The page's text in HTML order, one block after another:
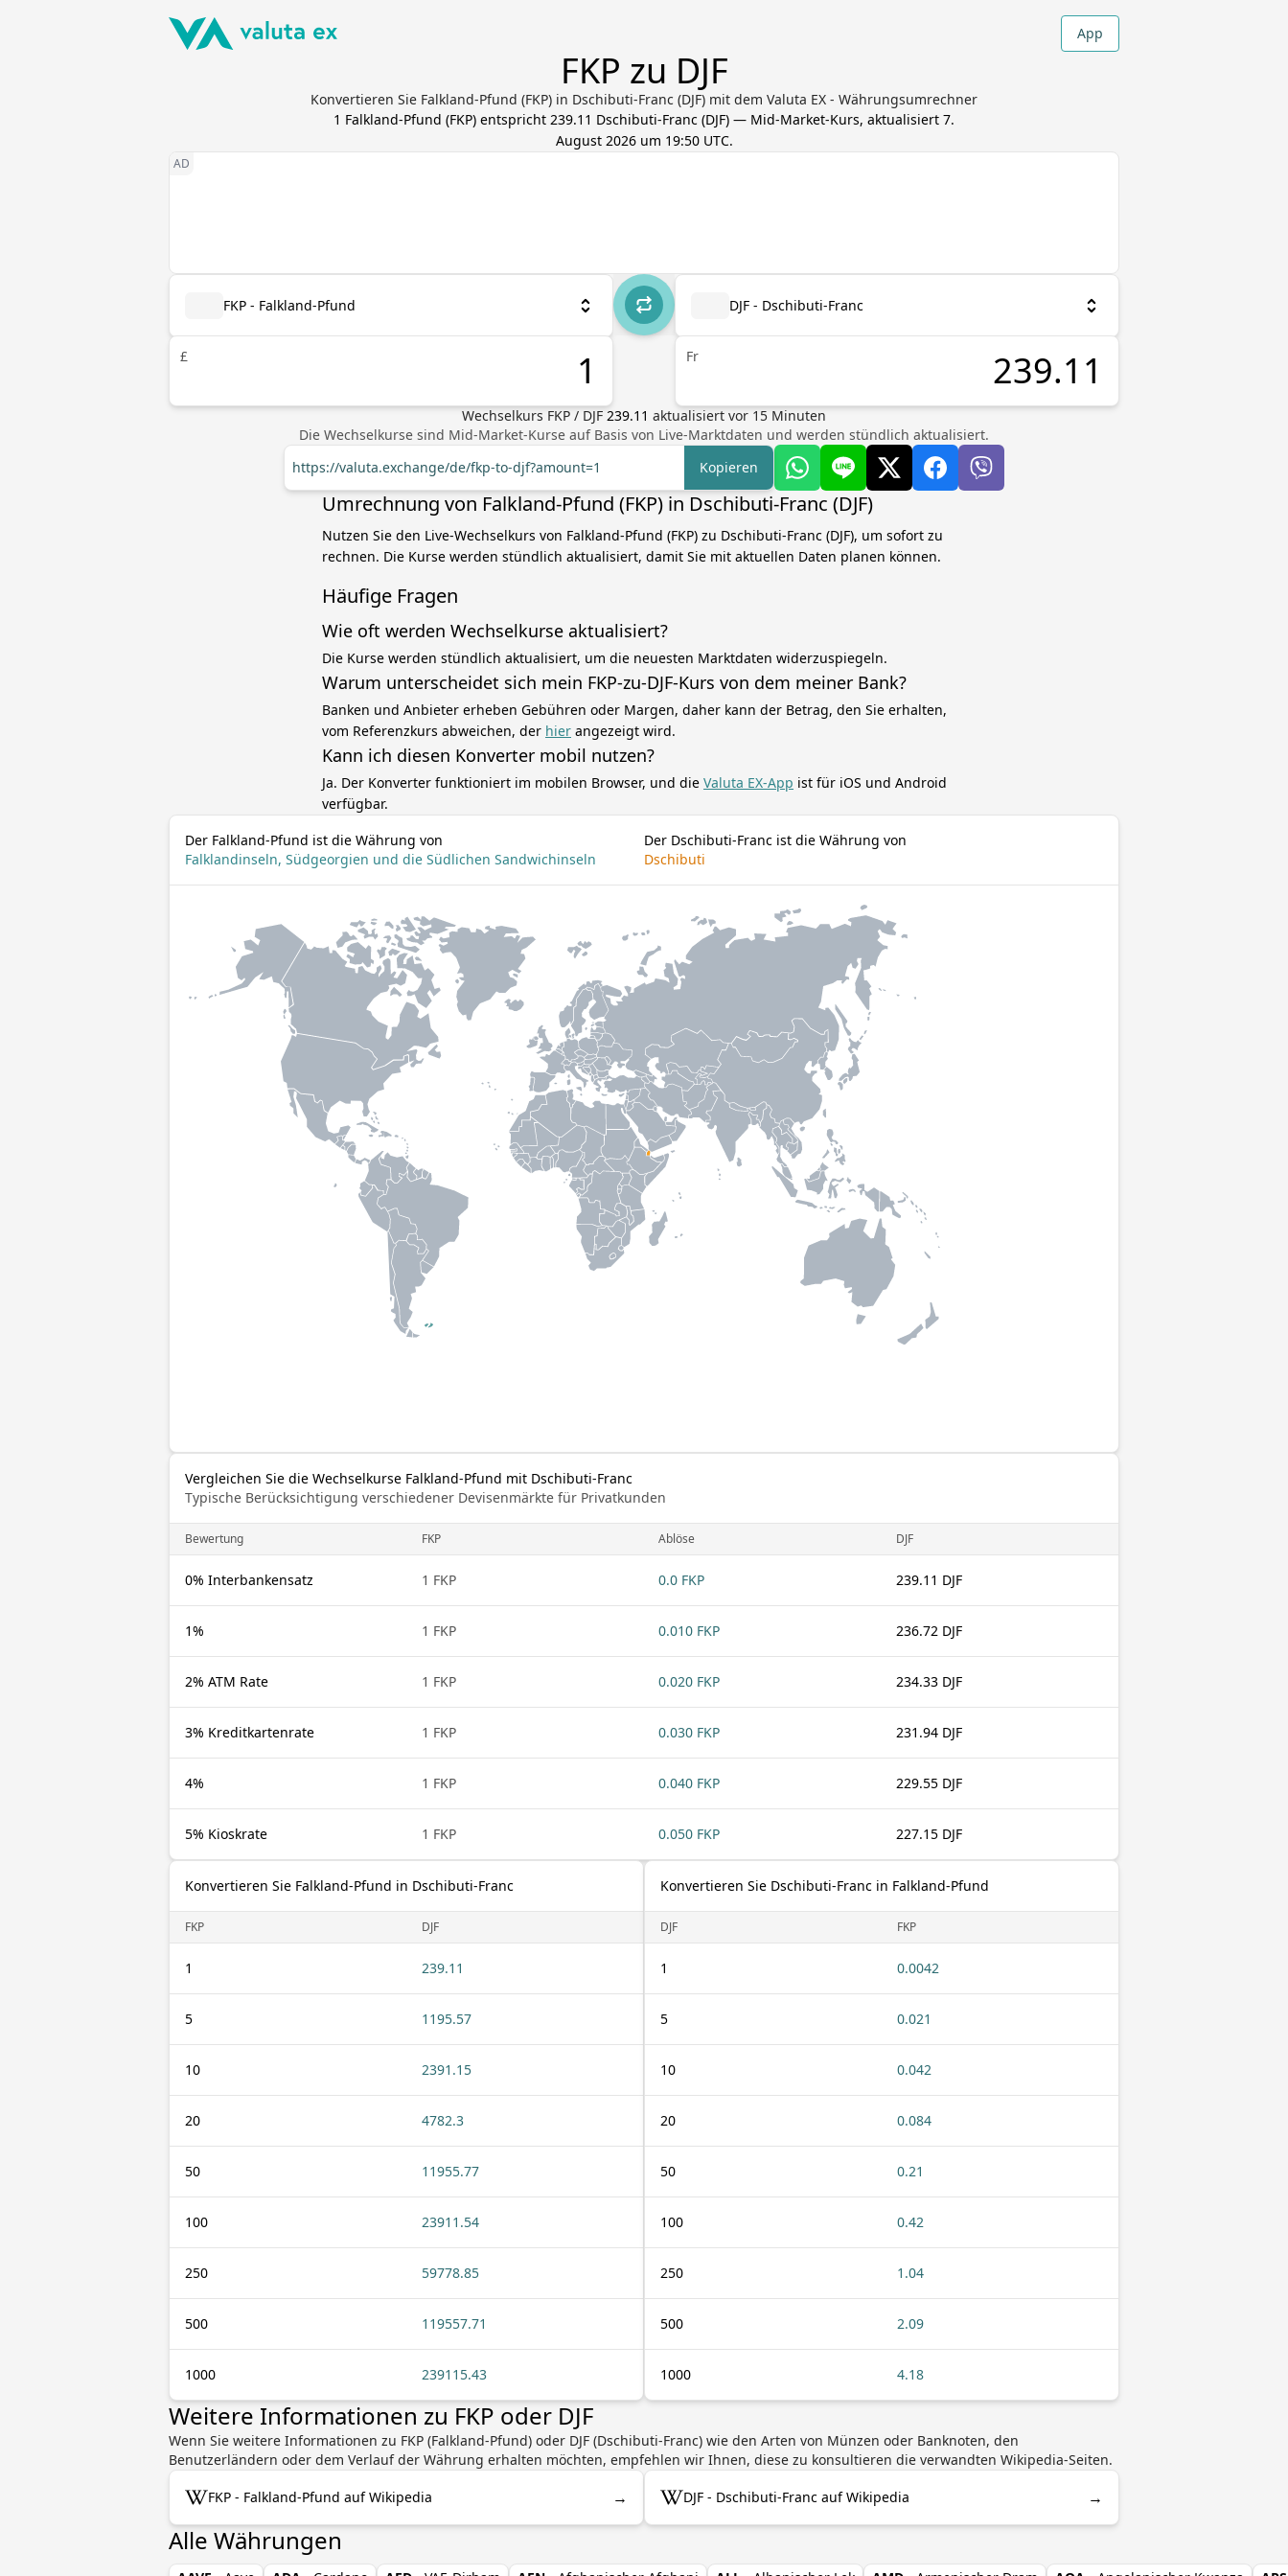
App
FKP zu DJF
Konvertieren Sie Falkland-Pfund (FKP) in Dschibuti-Franc (DJF) mit dem Valuta EX - Währungsumrechner
1 Falkland-Pfund (FKP) entspricht 239.11 Dschibuti-Franc (DJF) — Mid-Market-Kurs, aktualisiert 7.
August 2026 um 19:50 UTC.
FKP - Falkland-Pfund
£
DJF - Dschibuti-Franc
Fr
Wechselkurs FKP / DJF 239.11 aktualisiert vor 15 Minuten
Die Wechselkurse sind Mid-Market-Kurse auf Basis von Live-Marktdaten und werden stündlich aktualisiert.
https://valuta.exchange/de/fkp-to-djf?amount=1
Kopieren
Umrechnung von Falkland-Pfund (FKP) in Dschibuti-Franc (DJF)
Nutzen Sie den Live-Wechselkurs von Falkland-Pfund (FKP) zu Dschibuti-Franc (DJF), um sofort zu
rechnen. Die Kurse werden stündlich aktualisiert, damit Sie mit aktuellen Daten planen können.
Häufige Fragen
Wie oft werden Wechselkurse aktualisiert?
Die Kurse werden stündlich aktualisiert, um die neuesten Marktdaten widerzuspiegeln.
Warum unterscheidet sich mein FKP-zu-DJF-Kurs von dem meiner Bank?
Banken und Anbieter erheben Gebühren oder Margen, daher kann der Betrag, den Sie erhalten,
vom Referenzkurs abweichen, der hier angezeigt wird.
Kann ich diesen Konverter mobil nutzen?
Ja. Der Konverter funktioniert im mobilen Browser, und die Valuta EX-App ist für iOS und Android
verfügbar.
Der Falkland-Pfund ist die Währung von
Falklandinseln, Südgeorgien und die Südlichen Sandwichinseln
Der Dschibuti-Franc ist die Währung von
Dschibuti
Vergleichen Sie die Wechselkurse Falkland-Pfund mit Dschibuti-Franc
Typische Berücksichtigung verschiedener Devisenmärkte für Privatkunden
Bewertung FKP Ablöse DJF
0% Interbankensatz 1 FKP 0.0 FKP 239.11 DJF
1% 1 FKP 0.010 FKP 236.72 DJF
2% ATM Rate 1 FKP 0.020 FKP 234.33 DJF
3% Kreditkartenrate 1 FKP 0.030 FKP 231.94 DJF
4% 1 FKP 0.040 FKP 229.55 DJF
5% Kioskrate 1 FKP 0.050 FKP 227.15 DJF
Konvertieren Sie Falkland-Pfund in Dschibuti-Franc
FKP DJF
1 239.11
5 1195.57
10 2391.15
20 4782.3
50 11955.77
100 23911.54
250 59778.85
500 119557.71
1000 239115.43
Konvertieren Sie Dschibuti-Franc in Falkland-Pfund
DJF FKP
1 0.0042
5 0.021
10 0.042
20 0.084
50 0.21
100 0.42
250 1.04
500 2.09
1000 4.18
Weitere Informationen zu FKP oder DJF
Wenn Sie weitere Informationen zu FKP (Falkland-Pfund) oder DJF (Dschibuti-Franc) wie den Arten von Münzen oder Banknoten, den
Benutzerländern oder dem Verlauf der Währung erhalten möchten, empfehlen wir Ihnen, diese zu konsultieren die verwandten Wikipedia-Seiten.
FKP - Falkland-Pfund auf Wikipedia → DJF - Dschibuti-Franc auf Wikipedia →
Alle Währungen